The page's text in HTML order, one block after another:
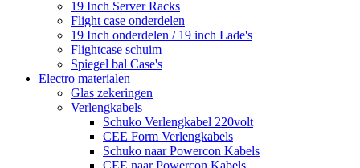
19 Inch Server Racks
Flight case onderdelen
19 Inch onderdelen / 19 inch Lade's
Flightcase schuim
Spiegel bal Case's
Electro materialen
Glas zekeringen
Verlengkabels
Schuko Verlengkabel 220volt
CEE Form Verlengkabels
Schuko naar Powercon Kabels
CEE naar Powercon Kabels